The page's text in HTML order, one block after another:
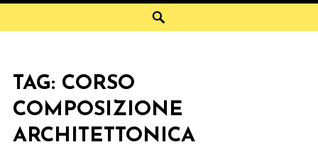
TAG: CORSO
COMPOSIZIONE
ARCHITETTONICA